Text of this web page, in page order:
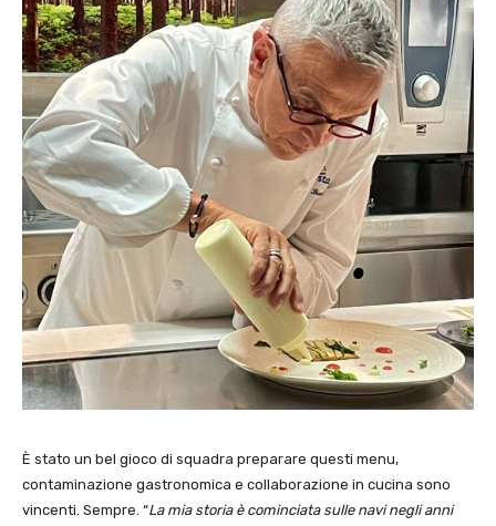
È stato un bel gioco di squadra preparare questi menu,
contaminazione gastronomica e collaborazione in cucina sono
vincenti. Sempre. “La mia storia è cominciata sulle navi negli anni